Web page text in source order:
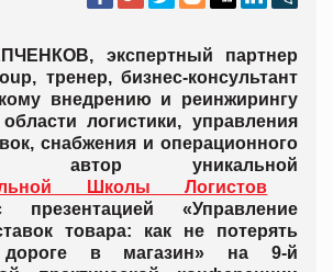
экспертный партнер
тренер, бизнес-консультант
внедрению и реинжирингу
логистики, управления
снабжения и операционного
автор уникальной
Школы Логистов
«Управление
товара: как не потерять
в магазин» на 9-й